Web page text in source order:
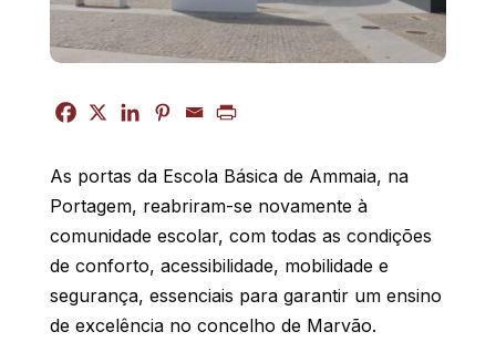
As portas da Escola Básica de Ammaia, na
Portagem, reabriram-se novamente à
comunidade escolar, com todas as condições
de conforto, acessibilidade, mobilidade e
segurança, essenciais para garantir um ensino
de excelência no concelho de Marvão.